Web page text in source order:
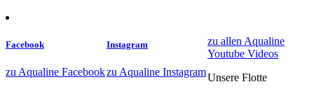
Facebook
zu Aqualine Facebook
Instagram
zu Aqualine Instagram
zu allen Aqualine
Youtube Videos
Unsere Flotte